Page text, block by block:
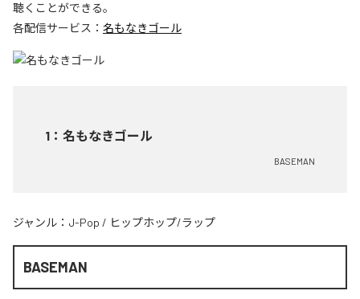
聴くことができる。
各配信サービス： 名もなきゴール
1 ： 名もなきゴール
BASEMAN
ジャンル： J-Pop / ヒップホップ/ラップ
BASEMAN